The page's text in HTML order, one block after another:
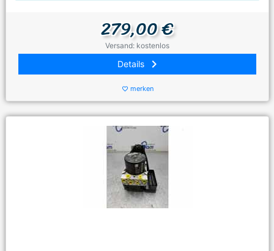
279,00 €
Versand: kostenlos
Details keyboard_arrow_right
favorite_border merken